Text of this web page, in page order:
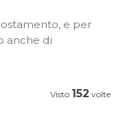
e per
anche di
Visto 152 volte